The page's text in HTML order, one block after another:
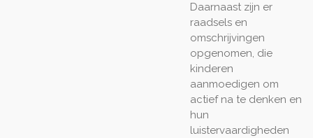
Daarnaast zijn er
raadsels en
omschrijvingen
opgenomen, die
kinderen
aanmoedigen om
actief na te denken en
hun
luistervaardigheden